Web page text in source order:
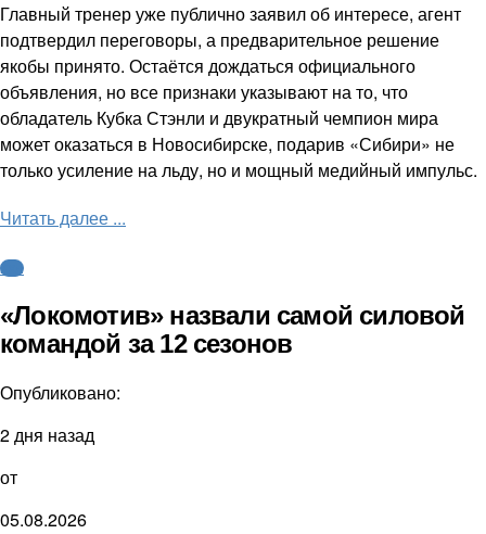
Главный тренер уже публично заявил об интересе, агент
подтвердил переговоры, а предварительное решение
якобы принято. Остаётся дождаться официального
объявления, но все признаки указывают на то, что
обладатель Кубка Стэнли и двукратный чемпион мира
может оказаться в Новосибирске, подарив «Сибири» не
только усиление на льду, но и мощный медийный импульс.
Читать далее ...
КХЛ
«Локомотив» назвали самой силовой
командой за 12 сезонов
Опубликовано:
2 дня назад
от
05.08.2026